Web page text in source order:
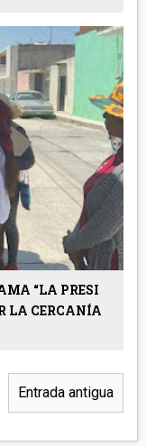
“LA PRESI
LA CERCANÍA
Entrada antigua